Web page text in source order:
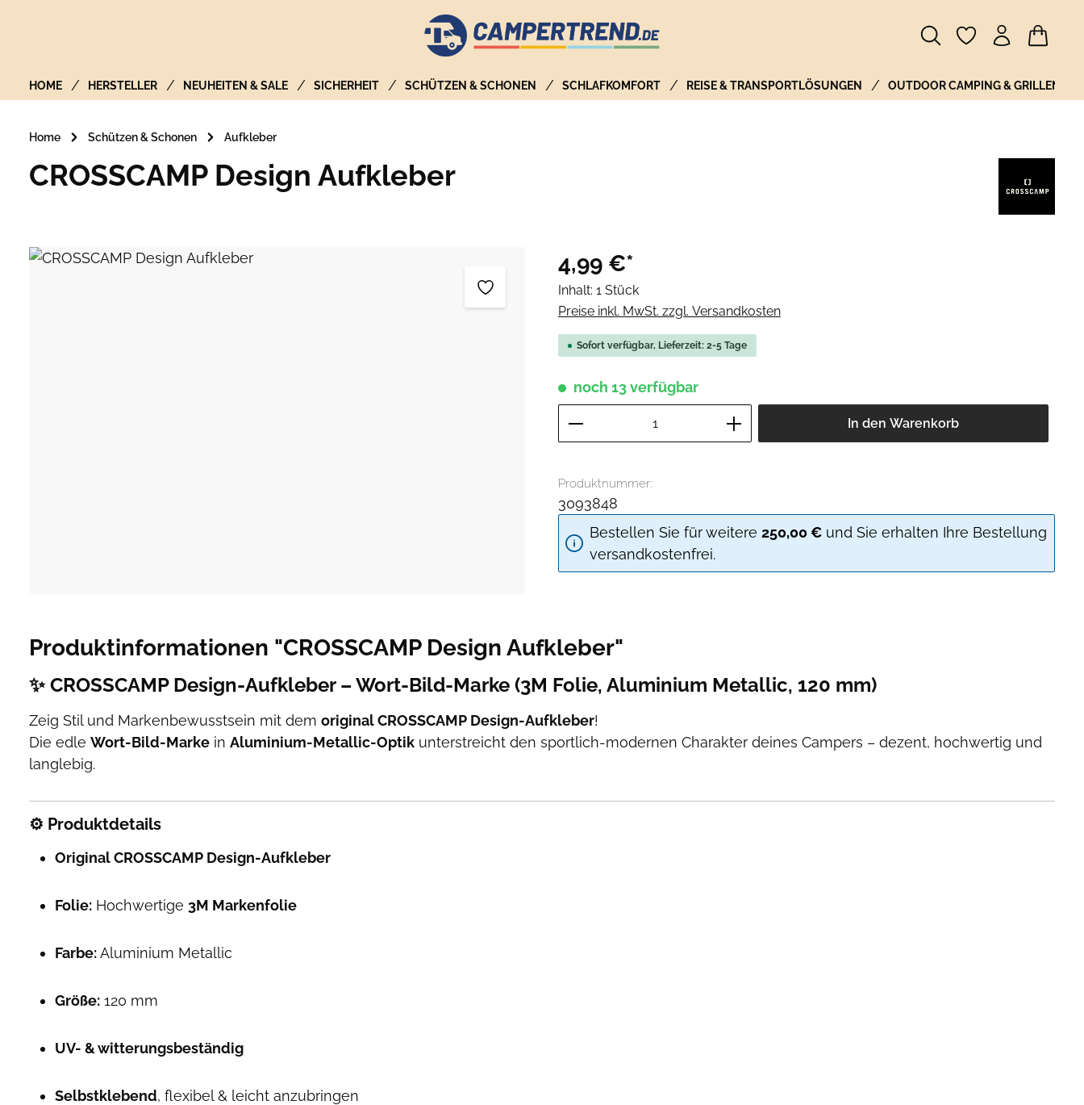
HOME HERSTELLER NEUHEITEN & SALE SICHERHEIT SCHÜTZEN & SCHONEN SCHLAFKOMFORT REISE & TRANSPORTLÖSUNGEN OUTDOOR CAMPING & GRILLEN
Home Schützen & Schonen Aufkleber
CROSSCAMP Design Aufkleber
Bildergalerie überspringen 4,99 €*
Inhalt: 1 Stück
Preise inkl. MwSt. zzgl. Versandkosten
Sofort verfügbar, Lieferzeit: 2-5 Tage
noch 13 verfügbar
Produkt Anzahl: Gib den gewünschten Wert ein oder
In den Warenkorb
Produktnummer:
3093848
Bestellen Sie für weitere 250,00 € und Sie erhalten Ihre Bestellung
versandkostenfrei.
Produktinformationen "CROSSCAMP Design Aufkleber"
✨CROSSCAMP Design-Aufkleber – Wort-Bild-Marke (3M Folie, Aluminium Metallic, 120 mm)
Zeig Stil und Markenbewusstsein mit dem original CROSSCAMP Design-Aufkleber!
Die edle Wort-Bild-Marke in Aluminium-Metallic-Optik unterstreicht den sportlich-modernen Charakter deines Campers – dezent, hochwertig und
langlebig.
⚙️ Produktdetails
Original CROSSCAMP Design-Aufkleber
Folie: Hochwertige 3M Markenfolie
Farbe:Aluminium Metallic
Größe: 120 mm
UV- & witterungsbeständig
Selbstklebend, flexibel & leicht anzubringen